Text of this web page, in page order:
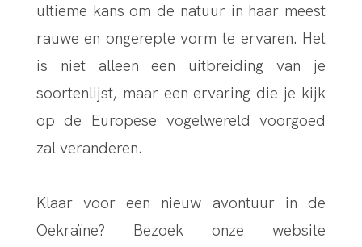
ultieme kans om de natuur in haar meest
rauwe en ongerepte vorm te ervaren. Het
is niet alleen een uitbreiding van je
soortenlijst, maar een ervaring die je kijk
op de Europese vogelwereld voorgoed
zal veranderen.
Klaar voor een nieuw avontuur in de
Oekraïne? Bezoek onze website